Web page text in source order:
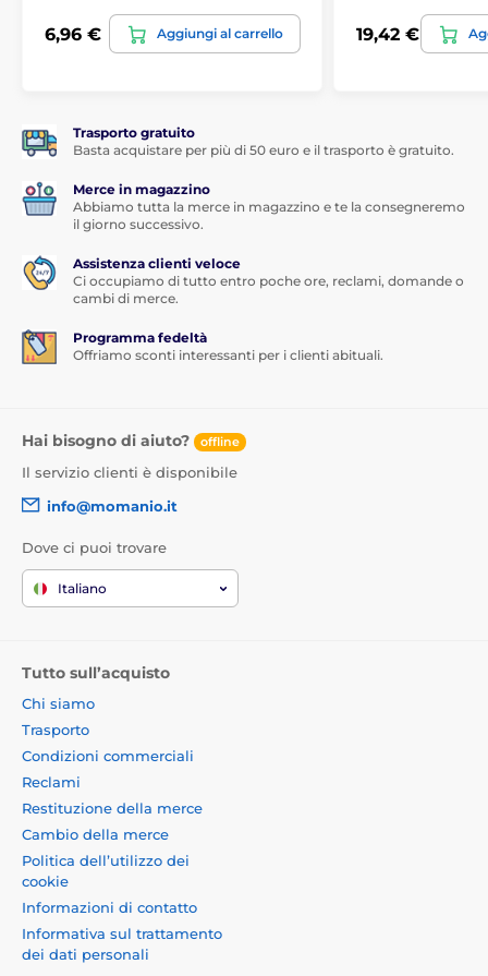
6,96 € Aggiungi al carrello 19,42 €
Trasporto gratuito
Basta acquistare per più di 50 euro e il trasporto è gratuito.
Merce in magazzino
Abbiamo tutta la merce in magazzino e te la consegneremo
il giorno successivo.
Assistenza clienti veloce
Ci occupiamo di tutto entro poche ore, reclami, domande o
cambi di merce.
Programma fedeltà
Offriamo sconti interessanti per i clienti abituali.
Hai bisogno di aiuto? offline
Il servizio clienti è disponibile
info@momanio.it
Dove ci puoi trovare
Italiano
Tutto sull’acquisto
Chi siamo
Trasporto
Condizioni commerciali
Reclami
Restituzione della merce
Cambio della merce
Politica dell’utilizzo dei
cookie
Informazioni di contatto
Informativa sul trattamento
dei dati personali